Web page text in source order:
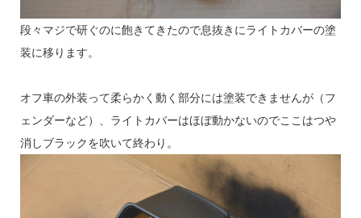
段々マジで研ぐのに飽きてきたので息抜きにライトカバーの塗
装に移ります。
オフ車の外装って柔らかく動く部分には塗装できませんが（フ
ェンダーなど）、ライトカバーはほぼ動かないのでここはつや
消しブラックを吹いて終わり。